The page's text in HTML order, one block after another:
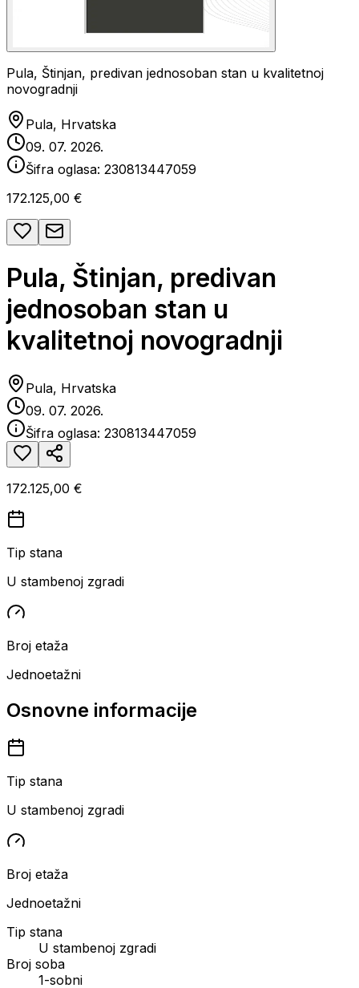
Pula, Štinjan, predivan jednosoban stan u kvalitetnoj
novogradnji
Pula, Hrvatska
09. 07. 2026.
Šifra oglasa: 230813447059
172.125,00 €
Pula, Štinjan, predivan
jednosoban stan u
kvalitetnoj novogradnji
Pula, Hrvatska
09. 07. 2026.
Šifra oglasa: 230813447059
172.125,00 €
Tip stana
U stambenoj zgradi
Broj etaža
Jednoetažni
Osnovne informacije
Tip stana
U stambenoj zgradi
Broj etaža
Jednoetažni
Tip stana
U stambenoj zgradi
Broj soba
1-sobni